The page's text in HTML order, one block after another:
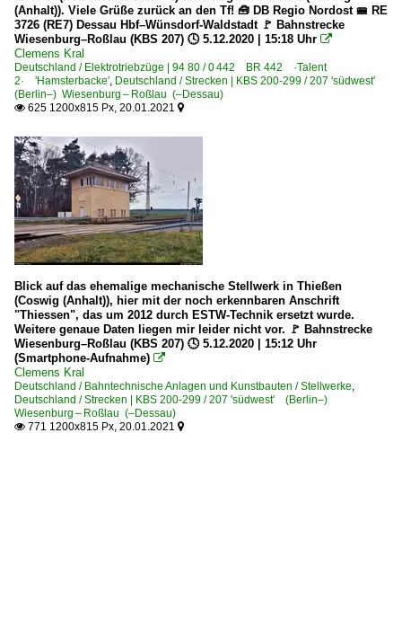
(Anhalt)). Viele Grüße zurück an den Tf! 🧰 DB Regio Nordost 🚝 RE
3726 (RE7) Dessau Hbf–Wünsdorf-Waldstadt 🚩 Bahnstrecke
Wiesenburg–Roßlau (KBS 207) 🕓 5.12.2020 | 15:18 Uhr 
Clemens Kral
Deutschland / Elektrotriebzüge | 94 80 / 0 442 BR 442 ·Talent
2· 'Hamsterbacke' Deutschland / Strecken | KBS 200-299 / 207 'südwest'
(Berlin–) Wiesenburg – Roßlau (–Dessau)
 625 1200x815 Px, 20.01.2021 
Blick auf das ehemalige mechanische Stellwerk in Thießen
(Coswig (Anhalt)), hier mit der noch erkennbaren Anschrift
"Thiessen", das um 2012 durch ESTW-Technik ersetzt wurde.
Weitere genaue Daten liegen mir leider nicht vor. 🚩 Bahnstrecke
Wiesenburg–Roßlau (KBS 207) 🕓 5.12.2020 | 15:12 Uhr
(Smartphone-Aufnahme) 
Clemens Kral
Deutschland / Bahntechnische Anlagen und Kunstbauten / Stellwerke
Deutschland / Strecken | KBS 200-299 / 207 'südwest' (Berlin–)
Wiesenburg – Roßlau (–Dessau)
 771 1200x815 Px, 20.01.2021 